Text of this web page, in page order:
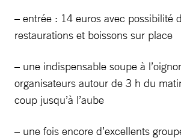
– entrée : 14 euros avec possibilité
restaurations et boissons sur place
– une indispensable soupe à
organisateurs autour de 3 h du
coup jusqu’à l’aube
– une fois encore d’excellents